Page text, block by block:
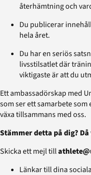
återhämtning och
Du publicerar
hela året.
Du har en seriös
livsstilsatlet där
viktigaste är att du
Ett ambassadörskap med
som ser ett samarbete
växa tillsammans med oss.
Stämmer detta på dig?
Skicka ett mejl till
Länkar till dina